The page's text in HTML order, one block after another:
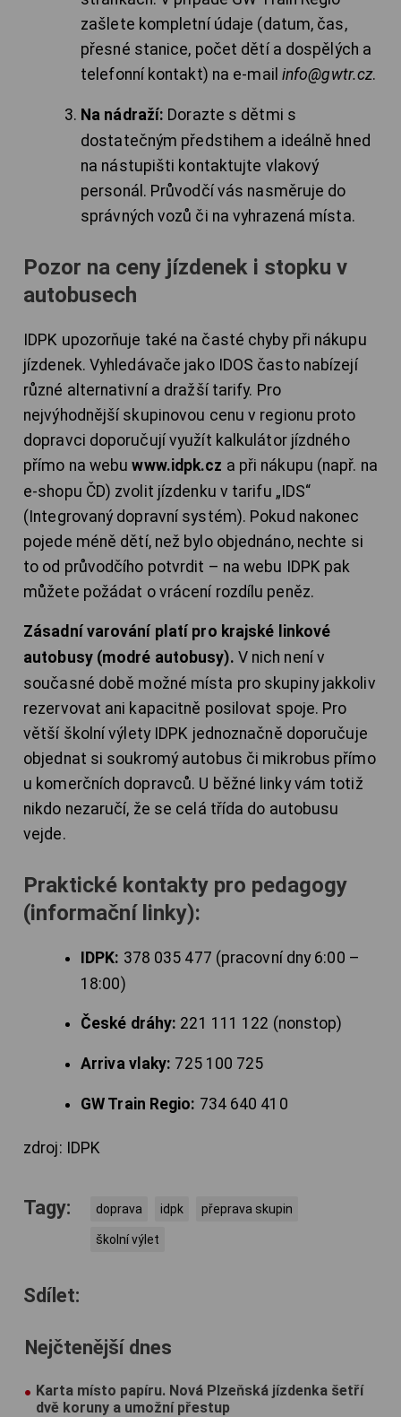
zašlete kompletní údaje (datum, čas,
přesné stanice, počet dětí a dospělých a
telefonní kontakt) na e-mail info@gwtr.cz.
Na nádraží: Dorazte s dětmi s
dostatečným předstihem a ideálně hned
na nástupišti kontaktujte vlakový
personál. Průvodčí vás nasměruje do
správných vozů či na vyhrazená místa.
Pozor na ceny jízdenek i stopku v
autobusech
IDPK upozorňuje také na časté chyby při nákupu
jízdenek. Vyhledávače jako IDOS často nabízejí
různé alternativní a dražší tarify. Pro
nejvýhodnější skupinovou cenu v regionu proto
dopravci doporučují využít kalkulátor jízdného
přímo na webuwww.idpk.cz a při nákupu (např. na
e-shopu ČD) zvolit jízdenku v tarifu „IDS“
(Integrovaný dopravní systém). Pokud nakonec
pojede méně dětí, než bylo objednáno, nechte si
to od průvodčího potvrdit – na webu IDPK pak
můžete požádat o vrácení rozdílu peněz.
Zásadní varování platí pro krajské linkové
autobusy (modré autobusy). V nich není v
současné době možné místa pro skupiny jakkoliv
rezervovat ani kapacitně posilovat spoje. Pro
větší školní výlety IDPK jednoznačně doporučuje
objednat si soukromý autobus či mikrobus přímo
u komerčních dopravců. U běžné linky vám totiž
nikdo nezaručí, že se celá třída do autobusu
vejde.
Praktické kontakty pro pedagogy
(informační linky):
IDPK: 378 035 477 (pracovní dny 6:00 –
18:00)
České dráhy: 221 111 122 (nonstop)
Arriva vlaky: 725 100 725
GW Train Regio: 734 640 410
zdroj: IDPK
Tagy: doprava idpk přeprava skupin
školní výlet
Sdílet:
Nejčtenější dnes
Karta místo papíru. Nová Plzeňská jízdenka šetří
dvě koruny a umožní přestup